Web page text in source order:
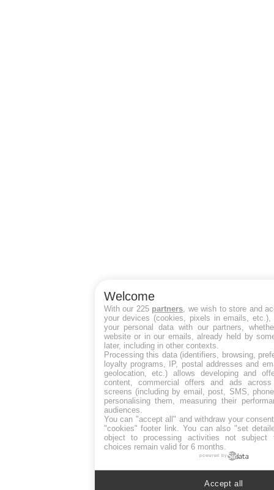
Welcome
With our 225 partners , we wish to store and
your devices (cookies, pixels in emails, etc.),
your personal data with our partners,
website or in our emails, already held by
later, including in other contexts.
Processing this data (identifiers, browsing,
loyalty programs, IP, postal addresses and
geolocation, etc.) allows developing and
content, commercial offers and ads
screens (including by email, post, SMS,
personalising them, measuring their
audiences.
You can "accept all" and withdraw your
"cookies" footer link . You can also "set
object to processing activities not subject
choices remain valid for 6 months.
powered by
Accept all